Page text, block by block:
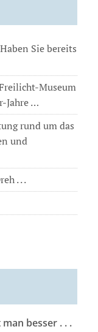
Sie bereits
Museum
Jahre …
rund um das
und
. . .
besser . . .